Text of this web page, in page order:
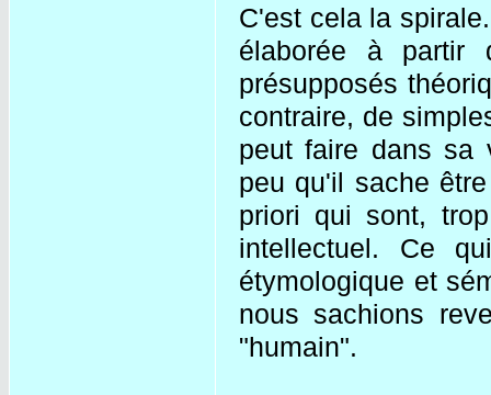
C'est cela la
élaborée à partir
présupposés
contraire, de
peut faire dans sa
peu qu'il sache
priori qui sont,
intellectuel. Ce
étymologique et
nous sachions
"humain".